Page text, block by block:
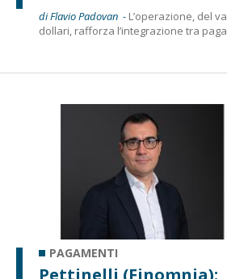
di Flavio Padovan - L’operazione, del
dollari, rafforza l’integrazione tra
PAGAMENTI
Pettinelli (Finomnia):